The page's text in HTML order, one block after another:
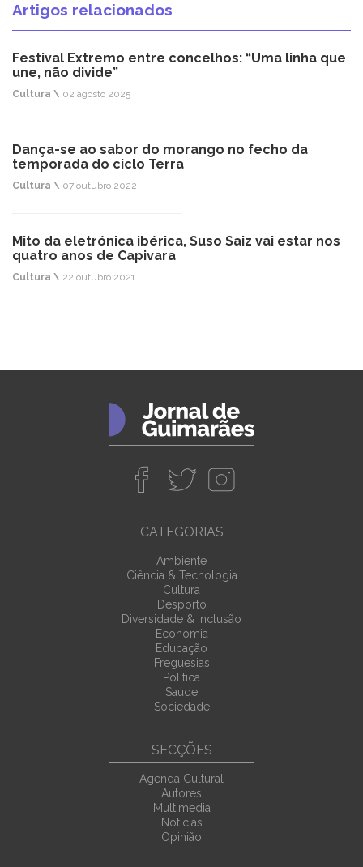
Artigos relacionados
Festival Extremo entre concelhos: “Uma linha que
une, não divide”
Cultura \ 02 agosto 2025
Dança-se ao sabor do morango no fecho da
temporada do ciclo Terra
Cultura \ 07 outubro 2022
Mito da eletrónica ibérica, Suso Saiz vai estar nos
quatro anos de Capivara
Cultura \ 22 outubro 2021
CATEGORIAS
Ambiente
Ciência & Tecnologia
Cultura
Desporto
Diversidade & Inclusão
Economia
Educação
Freguesias
Política
Saúde
Sociedade
SECÇÕES
Agenda Cultural
Autores
Multimedia
Noticias
Opinião